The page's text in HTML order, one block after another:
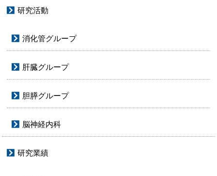
研究活動
消化管グループ
肝臓グループ
胆膵グループ
脳神経内科
研究業績